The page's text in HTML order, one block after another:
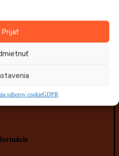
Prijať
súborov cookieGDPR